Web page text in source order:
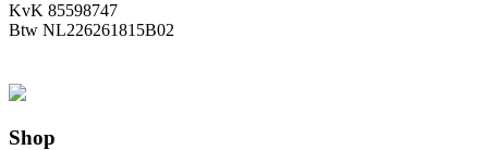
KvK 85598747
Btw NL226261815B02
Shop